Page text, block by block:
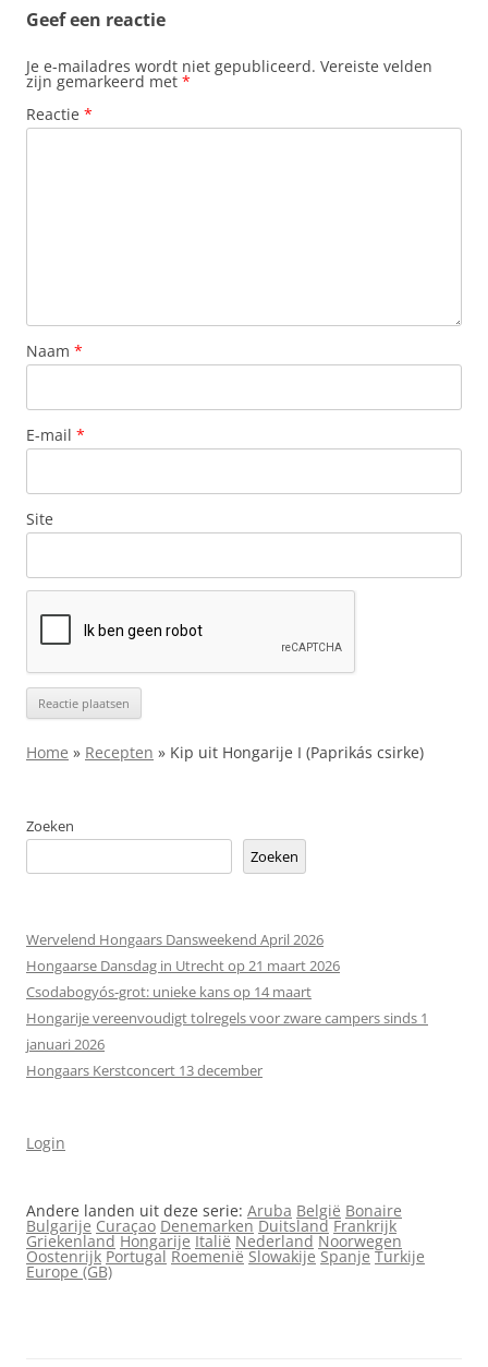
Geef een reactie
Je e-mailadres wordt niet gepubliceerd. Vereiste velden
zijn gemarkeerd met *
Reactie *
Naam *
E-mail *
Site
Home » Recepten » Kip uit Hongarije I (Paprikás csirke)
Zoeken
Zoeken
Wervelend Hongaars Dansweekend April 2026
Hongaarse Dansdag in Utrecht op 21 maart 2026
Csodabogyós‑grot: unieke kans op 14 maart
Hongarije vereenvoudigt tolregels voor zware campers sinds 1
januari 2026
Hongaars Kerstconcert 13 december
Login
Andere landen uit deze serie: Aruba België Bonaire
Bulgarije Curaçao Denemarken Duitsland Frankrijk
Griekenland Hongarije Italië Nederland Noorwegen
Oostenrijk Portugal Roemenië Slowakije Spanje Turkije
Europe (GB)